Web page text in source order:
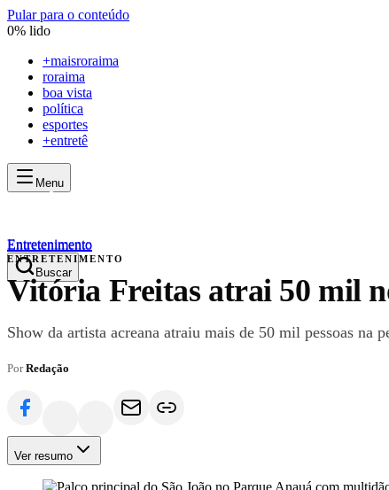
Pular para o conteúdo
0% lido
+maisroraima
roraima
boa vista
política
esportes
+entretê
Menu
maisroraima
Entretenimento
Buscar
Entretenimento
ENTRETENIMENTO
Vitória Freitas atrai 50 mil
Show da artista acreana atraiu mais de 50 mil pessoas na
PorRedação
Ver resumo